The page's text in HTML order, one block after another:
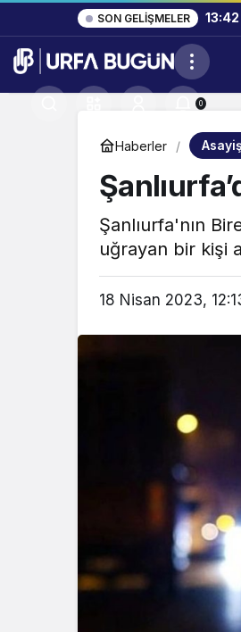
SON GELIŞMELER 13:42
0
Haberler Asayiş
Şanlıurfa'nın
uğrayan bir kişi
18 Nisan 2023,